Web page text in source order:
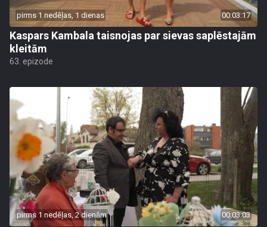
pirms 1 nedēļas, 1 dienas 00:03:17
Kaspars Kambala taisnojas par sievas saplēstajām
kleitām
63. epizode
pirms 1 nedēļas, 2 dienām 00:03:03